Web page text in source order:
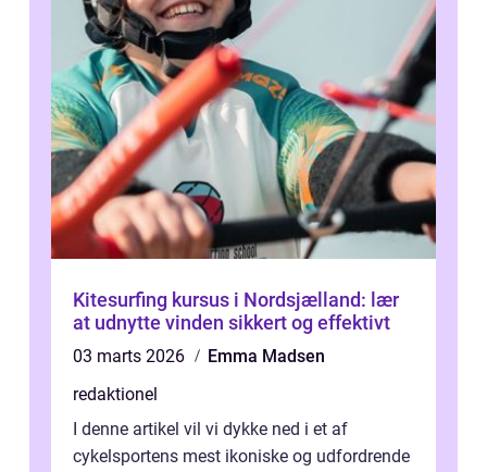
Kitesurfing kursus i Nordsjælland: lær
at udnytte vinden sikkert og effektivt
03 marts 2026
Emma Madsen
redaktionel
I denne artikel vil vi dykke ned i et af
cykelsportens mest ikoniske og udfordrende